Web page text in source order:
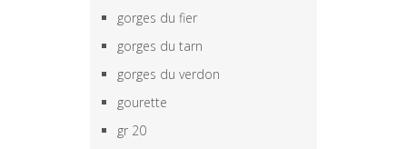
gorges du fier
gorges du tarn
gorges du verdon
gourette
gr 20